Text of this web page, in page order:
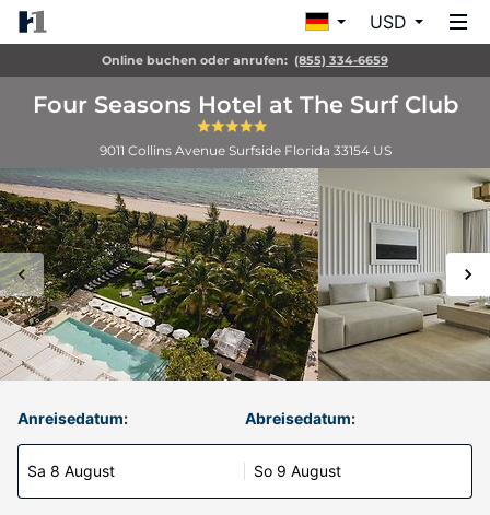
USD
Online buchen oder anrufen: (855) 334-6659
Four Seasons Hotel at The Surf Club
9011 Collins Avenue Surfside Florida 33154 US
Anreisedatum:
Sa 8 August
Abreisedatum:
So 9 August